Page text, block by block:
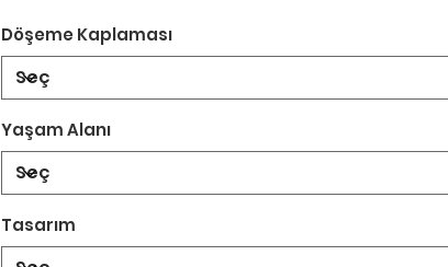
Döşeme Kaplaması
Yaşam Alanı
Tasarım